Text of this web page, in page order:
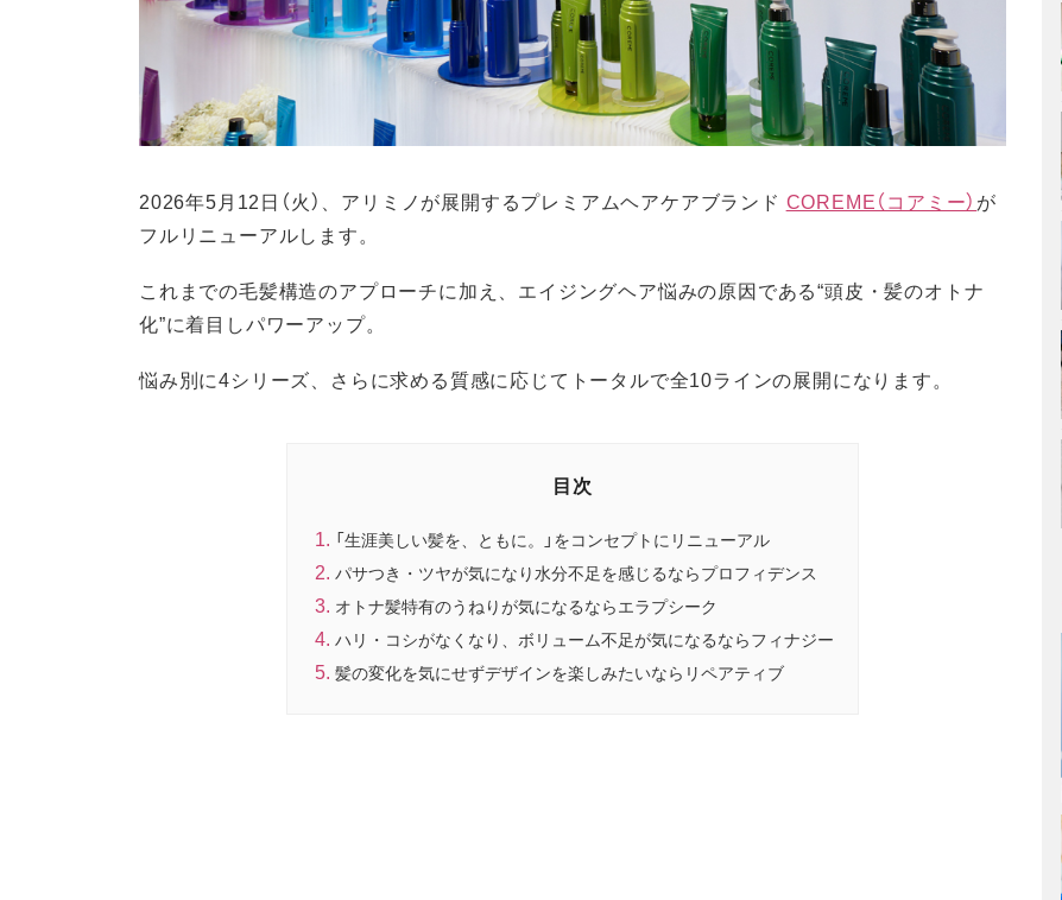
2026年5月12日（火）、アリミノが展開するプレミアムヘアケアブランド COREME（コアミー） が
フルリニューアルします。
これまでの毛髪構造のアプローチに加え、エイジングヘア悩みの原因である“頭皮・髪のオトナ
化”に着目しパワーアップ。
悩み別に4シリーズ、さらに求める質感に応じてトータルで全10ラインの展開になります。
目次
「生涯美しい髪を、ともに。」をコンセプトにリニューアル
パサつき・ツヤが気になり水分不足を感じるならプロフィデンス
オトナ髪特有のうねりが気になるならエラプシーク
ハリ・コシがなくなり、ボリューム不足が気になるならフィナジー
髪の変化を気にせずデザインを楽しみたいならリペアティブ